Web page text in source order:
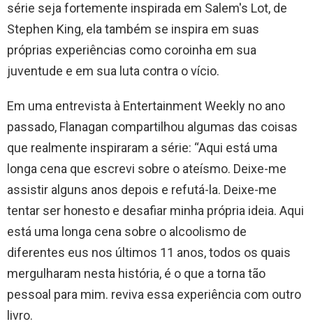
série seja fortemente inspirada em Salem's Lot, de
Stephen King, ela também se inspira em suas
próprias experiências como coroinha em sua
juventude e em sua luta contra o vício.
Em uma entrevista à Entertainment Weekly no ano
passado, Flanagan compartilhou algumas das coisas
que realmente inspiraram a série: “Aqui está uma
longa cena que escrevi sobre o ateísmo. Deixe-me
assistir alguns anos depois e refutá-la. Deixe-me
tentar ser honesto e desafiar minha própria ideia. Aqui
está uma longa cena sobre o alcoolismo de
diferentes eus nos últimos 11 anos, todos os quais
mergulharam nesta história, é o que a torna tão
pessoal para mim. reviva essa experiência com outro
livro.